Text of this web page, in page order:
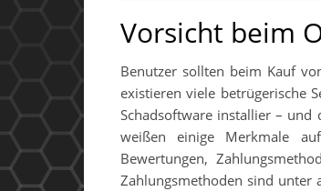
Vorsicht beim
Benutzer sollten beim Kauf
existieren viele betrügerische
Schadsoftware installier – und
weißen einige Merkmale
Bewertungen,
Zahlungsmethoden sind unter